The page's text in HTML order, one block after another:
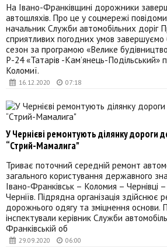
16.12.2020 07:18
На Івано-Франківщині дорожники
автошляхів. Про це у соцмережі
начальник Служби автомобільних доріг
сприятливих погодних умов
сезон за програмою «Велике
Р-24 «Татарів -Кам’янець-Подільський»
Коломиї.
29.09.2020 06:00
У Чернієві ремонтують ділянку дороги
“Стрий-Мамалига"
Триває поточний середній ремонт
загального користування державного
Івано-Франківськ – Коломия – Чернівці
Черніїв. Підрядна організація здійснює
дорожнього одягу та зміцнення основи.
інспектували керівник Служби
Франківській об